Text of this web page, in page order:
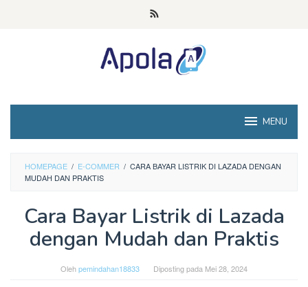
MENU
HOMEPAGE / E-COMMER / CARA BAYAR LISTRIK DI LAZADA DENGAN
MUDAH DAN PRAKTIS
Cara Bayar Listrik di Lazada
dengan Mudah dan Praktis
Olehpemindahan18833 Diposting pada Mei 28, 2024